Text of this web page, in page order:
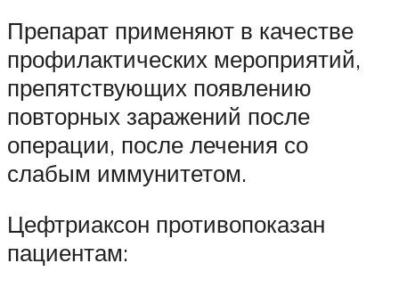
Препарат применяют в качестве
профилактических мероприятий,
препятствующих появлению
повторных заражений после
операции, после лечения со
слабым иммунитетом.
Цефтриаксон противопоказан
пациентам: